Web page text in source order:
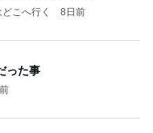
こへ行く 8日前
った事